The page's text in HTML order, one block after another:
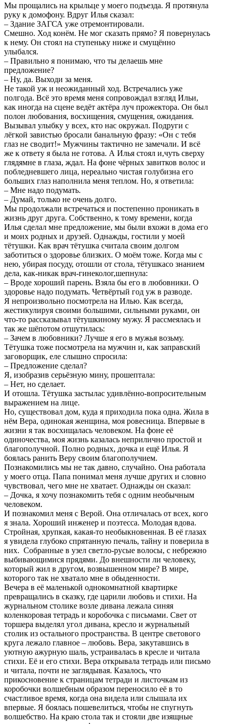
Мы прощались на крыльце у моего подъезда. Я протянула
руку к домофону. Вдруг Илья сказал:
‒ Здание ЗАГСА уже отремонтировали.
Смешно. Ход конём. Не мог сказать прямо? Я повернулась
к нему. Он стоял на ступеньку ниже и смущённо
улыбался.
‒ Правильно я понимаю, что ты делаешь мне
предложение?
‒ Ну, да. Выходи за меня.
Не такой уж и неожиданный ход. Встречались уже
полгода. Всё это время меня сопровождал взгляд Ильи,
как иногда на сцене ведёт актёра луч прожектора. Он был
полон любования, восхищения, смущения, ожидания.
Вызывал улыбку у всех, кто нас окружал. Подруги с
лёгкой завистью бросали банальную фразу: «Он с тебя
глаз не сводит!» Мужчины тактично не замечали. И всё
же к ответу я была не готова. А Илья стоял и,чуть сверху
глядямне в глаза, ждал. На фоне чёрных завитков волос и
побледневшего лица, нереально чистая голубизна его
больших глаз наполнила меня теплом. Но, я ответила:
‒ Мне надо подумать.
‒ Думай, только не очень долго.
Мы продолжали встречаться и постепенно проникать в
жизнь друг друга. Собственно, к тому времени, когда
Илья сделал мне предложение, мы были вхожи в дома его
и моих родных и друзей. Однажды, гостили у моей
тётушки. Как врач тётушка считала своим долгом
заботиться о здоровье близких. О моём тоже. Когда мы с
нею, убирая посуду, отошли от стола, тётушкасо знанием
дела, как-никак врач-гинеколог,шепнула:
‒ Вроде хороший парень. Взяла бы его в любовники. О
здоровье надо подумать. Четвёртый год уж в разводе.
Я непроизвольно посмотрела на Илью. Как всегда,
жестикулируя своими большими, сильными руками, он
что-то рассказывал тётушкиному мужу. Я рассмеялась и
так же шёпотом отшутилась:
‒ Зачем в любовники? Лучше я его в мужья возьму.
Тётушка тоже посмотрела на мужчин и, как заправский
заговорщик, еле слышно спросила:
‒ Предложение сделал?
Я, изобразив серьёзную мину, прошептала:
‒ Нет, но сделает.
И отошла. Тётушка застылас удивлённо-вопросительным
выражением на лице.
Но, существовал дом, куда я приходила пока одна. Жила в
нём Вера, одинокая женщина, моя ровесница. Впервые в
жизни я так восхищалась человеком. На фоне её
одиночества, моя жизнь казалась неприлично простой и
благополучной. Полно родных, дочка и ещё Илья. Я
боялась ранить Веру своим благополучием.
Познакомились мы не так давно, случайно. Она работала
у моего отца. Папа понимал меня лучше других и словно
чувствовал, чего мне не хватает. Однажды он сказал:
‒ Дочка, я хочу познакомить тебя с одним необычным
человеком.
И познакомил меня с Верой. Она отличалась от всех, кого
я знала. Хороший инженер и поэтесса. Молодая вдова.
Стройная, хрупкая, какая-то необыкновенная. В её глазах
я увидела глубоко спрятанную печаль, тайну и поверила в
них. Собранные в узел светло-русые волосы, с небрежно
выбивающимися прядями. До внешности ли человеку,
который жил в другом, возвышенном мире? В мире,
которого так не хватало мне в обыденности.
Вечера в её маленькой однокомнатной квартирке
превращались в сказку, где царили любовь и стихи. На
журнальном столике возле дивана лежала синяя
коленкоровая тетрадь и коробочка с письмами. Свет от
торшера выделял угол дивана, кресло и журнальный
столик из остального пространства. В центре светового
круга лежало главное – любовь. Вера, закутавшись в
уютную ажурную шаль, устраивалась в кресле и читала
стихи. Её и его стихи. Вера открывала тетрадь или письмо
и читала, почти не заглядывая. Казалось, что
прикосновение к страницам тетради и листочкам из
коробочки волшебным образом переносило её в то
счастливое время, когда она видела или слышала их
впервые. Я боялась пошевелиться, чтобы не спугнуть
волшебство. На краю стола так и стояли две изящные